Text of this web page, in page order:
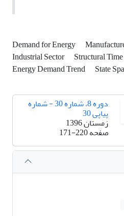
Demand for Energy
Industrial Sector
Structural
Energy Demand Trend
State
دوره 8، شماره 30 - شماره
پیاپی 30
زمستان 1396
صفحه171-220